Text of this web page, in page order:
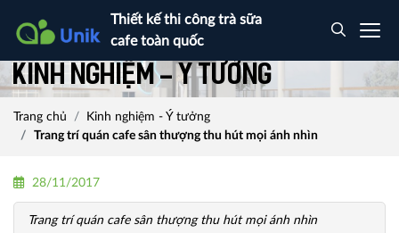
Thiết kế thi công trà sữa
cafe toàn quốc
Kinh nghiệm - Ý tưởng
Trang chủ
Kinh nghiệm - Ý tưởng
Trang trí quán cafe sân thượng thu hút mọi ánh nhìn
28/11/2017
Trang trí quán cafe sân thượng thu hút mọi ánh nhìn